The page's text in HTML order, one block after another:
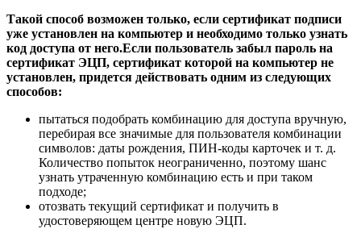
Такой способ возможен только, если сертификат подписи
уже установлен на компьютер и необходимо только узнать
код доступа от него.Если пользователь забыл пароль на
сертификат ЭЦП, сертификат которой на компьютер не
установлен, придется действовать одним из следующих
способов:
пытаться подобрать комбинацию для доступа вручную,
перебирая все значимые для пользователя комбинации
символов: даты рождения, ПИН-коды карточек и т. д.
Количество попыток неограниченно, поэтому шанс
узнать утраченную комбинацию есть и при таком
подходе;
отозвать текущий сертификат и получить в
удостоверяющем центре новую ЭЦП.